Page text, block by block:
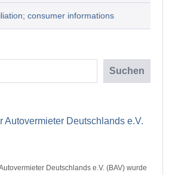
consumer informations
Suchen
Autovermieter Deutschlands e.V.
Deutschlands e.V. (BAV) wurde